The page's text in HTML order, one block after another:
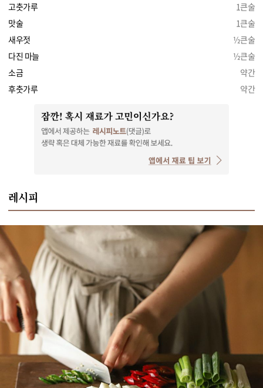
고춧가루
1큰술
맛술
1큰술
새우젓
½큰술
다진 마늘
½큰술
소금
약간
후춧가루
약간
레시피